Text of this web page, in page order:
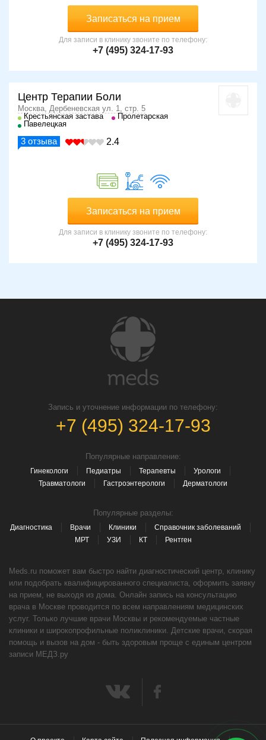
Записаться на прием
Для записи в клинику звоните по телефону:
+7 (495) 324-17-93
Центр Терапии Боли
Москва, Дербеневская ул. 1, стр. 5
Крестьянская застава
Пролетарская
Павелецкая
3 отзыва 2.4
Записаться на прием
Для записи в клинику звоните по телефону:
+7 (495) 324-17-93
Запись и уточнение информации по телефону:
+7 (495) 324-17-93
Популярные направление:
Гинекологи Педиатры Терапевты
Урологи
Травматологи
Гастроэнтерологи Дерматологи
Популярные разделы:
Диагностика Врачи Клиники
Справочник заболеваний
МРТ
УЗИ КТ Рентген
Meds.ru поможет вам быстро найти диагностический центр, клинику
или подобрать квалифицированного специалиста, оформить заявку
на прием, не выходя из дома. Онлайн запись на консультацию
врача в Москве проводится по всем направлениям медицинских
услуг. Только лучшие врачи Москвы и рекомендуемые частные
клиники и широкопрофильные поликлиники. Детские врачи, скорая
помощь и вызов на дом - быть здоровым проще с единым центром
записи МЕДЗ.ру